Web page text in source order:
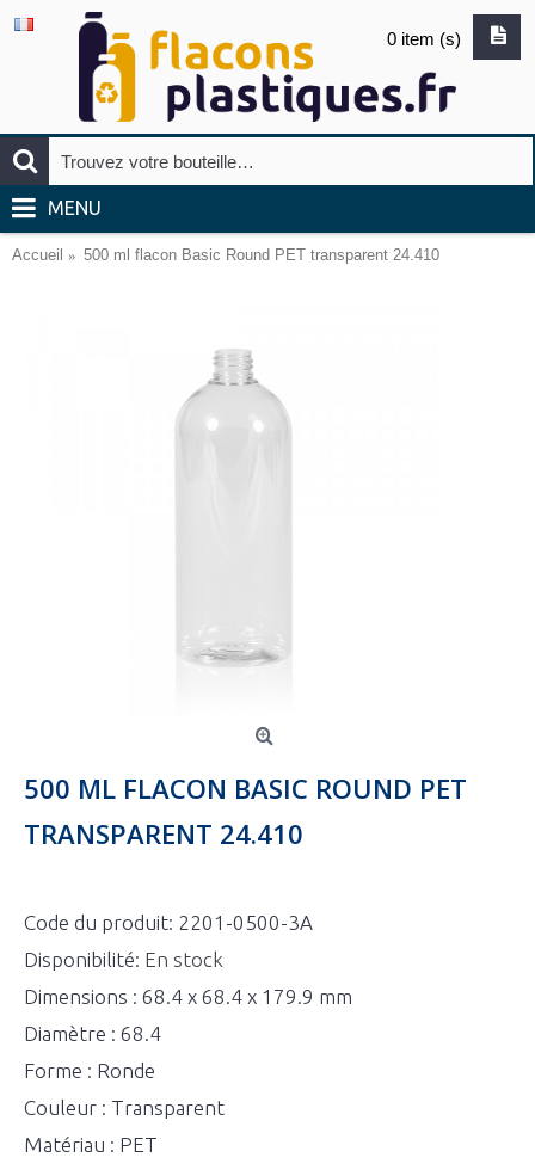
0 item (s)
MENU
Accueil 500 ml flacon Basic Round PET transparent 24.410
500 ML FLACON BASIC ROUND PET
TRANSPARENT 24.410
Code du produit: 2201-0500-3A
Disponibilité: En stock
Dimensions : 68.4 x 68.4 x 179.9 mm
Diamètre : 68.4
Forme : Ronde
Couleur : Transparent
Matériau : PET